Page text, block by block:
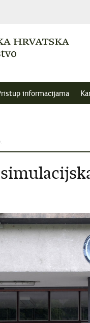
informacijama